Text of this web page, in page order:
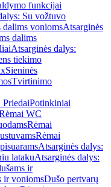
funkcijai
Su vožtuvo
dalims voniomsAtsarginės
dalims
Atsarginės dalys:
tiekimo
Sieninės
Tvirtinimo
PriedaiPotinkiniai
WC
Rėmai
Rėmai
Atsarginės dalys:
latakuAtsarginės dalys:
ir
ir voniomsDušo pertvarų